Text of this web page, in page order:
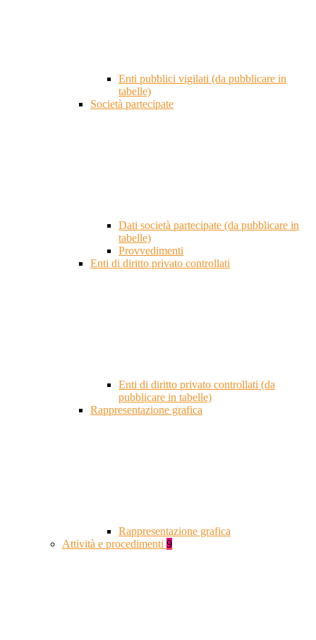
Enti pubblici vigilati (da pubblicare in
tabelle)
Società partecipate
Dati società partecipate (da pubblicare in
tabelle)
Provvedimenti
Enti di diritto privato controllati
Enti di diritto privato controllati (da
pubblicare in tabelle)
Rappresentazione grafica
Rappresentazione grafica
Attività e procedimenti 9